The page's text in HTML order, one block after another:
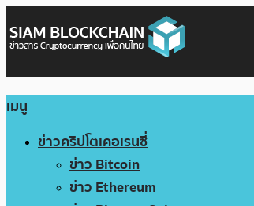
เมนู
ข่าวคริปโตเคอเรนซี่
ข่าว Bitcoin
ข่าว Ethereum